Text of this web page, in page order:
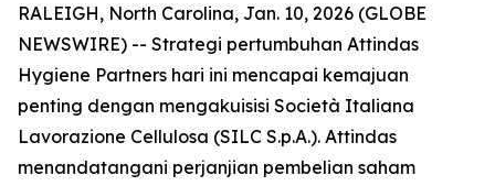
RALEIGH, North Carolina, Jan. 10, 2026 (GLOBE
NEWSWIRE) -- Strategi pertumbuhan Attindas
Hygiene Partners hari ini mencapai kemajuan
penting dengan mengakuisisi Società Italiana
Lavorazione Cellulosa (SILC S.p.A.). Attindas
menandatangani perjanjian pembelian saham